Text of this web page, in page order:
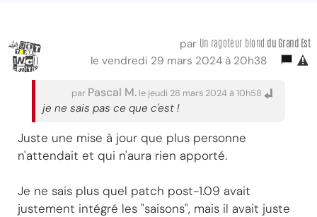
par Un ragoteur blond du Grand Est
le vendredi 29 mars 2024 à 20h38
par Pascal M. le jeudi 28 mars 2024 à 10h58
je ne sais pas ce que c'est !
Juste une mise à jour que plus personne
n'attendait et qui n'aura rien apporté.
Je ne sais plus quel patch post-1.09 avait
justement intégré les "saisons", mais il avait juste